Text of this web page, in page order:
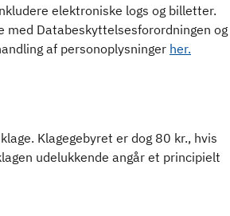
elektroniske logs og billetter.
med Databeskyttelsesforordningen og
af personoplysninger her.
Klagegebyret er dog 80 kr., hvis
udelukkende angår et principielt